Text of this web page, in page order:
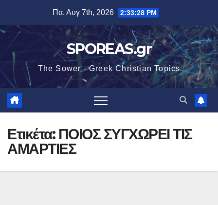
περιεχόμενο
Πα. Αυγ 7th, 2026 2:33:28 PM
SPOREAS.gr
The Sower - Greek Christian Topics
Ετικέτα: ΠΟΙΟΣ ΣΥΓΧΩΡΕΙ ΤΙΣ
ΑΜΑΡΤΙΕΣ